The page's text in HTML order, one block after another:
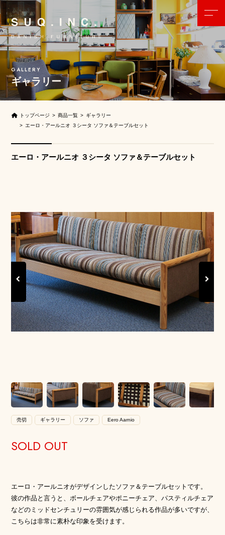
ギャラリー
トップページ 商品一覧
ギャラリー
エーロ・アールニオ ３シータ ソファ＆テーブルセット
エーロ・アールニオ ３シータ ソファ＆テーブルセット
Previous
売切 ギャラリー ソファ Eero Aarnio
SOLD OUT
エーロ・アールニオがデザインしたソファ＆テーブルセットです。
彼の作品と言うと、ボールチェアやポニーチェア、パスティルチェア
などのミッドセンチュリーの雰囲気が感じられる作品が多いですが、
こちらは非常に素朴な印象を受けます。